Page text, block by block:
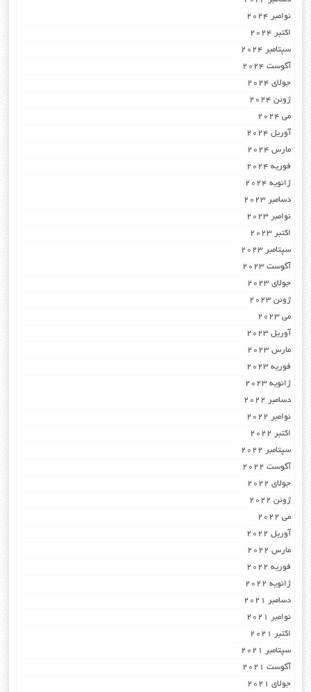
نوامبر 2024
اکتبر 2024
سپتامبر 2024
آگوست 2024
جولای 2024
ژوئن 2024
می 2024
آوریل 2024
مارس 2024
فوریه 2024
ژانویه 2024
دسامبر 2023
نوامبر 2023
اکتبر 2023
سپتامبر 2023
آگوست 2023
جولای 2023
ژوئن 2023
می 2023
آوریل 2023
مارس 2023
فوریه 2023
ژانویه 2023
دسامبر 2022
نوامبر 2022
اکتبر 2022
سپتامبر 2022
آگوست 2022
جولای 2022
ژوئن 2022
می 2022
آوریل 2022
مارس 2022
فوریه 2022
ژانویه 2022
دسامبر 2021
نوامبر 2021
اکتبر 2021
سپتامبر 2021
آگوست 2021
جولای 2021